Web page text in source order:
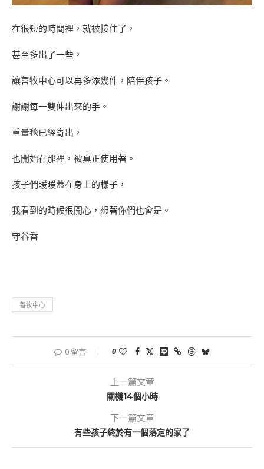
在很短的時間裡，就被接住了，
甚至多出了一些，
讓善牧中心可以再多添幾件，陪伴孩子。
謝謝每一雙伸出來的手。
重量毯已經寄出，
也開始在那裡，被真正使用著。
孩子們暖暖蓋在身上的樣子，
我看到的時候很開心，想著你們也會是。
守谷香
善牧中心
0 留言 0
上一篇文章
關機14個小時
下一篇文章
有些孩子終於有一個落定的家了